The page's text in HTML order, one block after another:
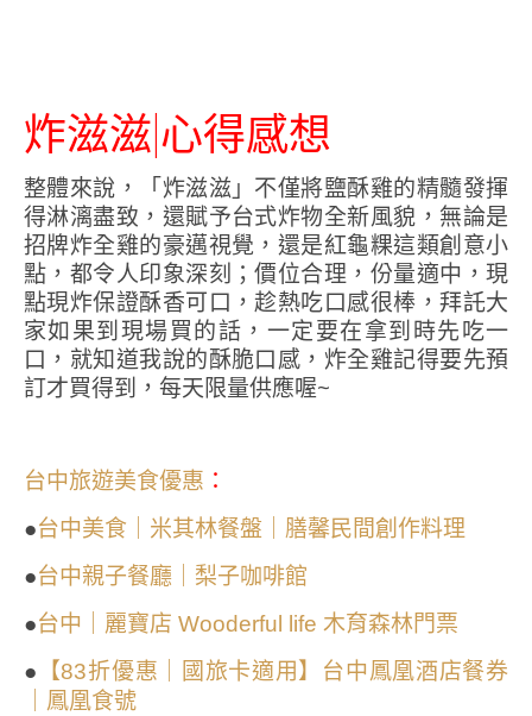
炸滋滋|心得感想
整體來說，「炸滋滋」不僅將鹽酥雞的精髓發揮
得淋漓盡致，還賦予台式炸物全新風貌，無論是
招牌炸全雞的豪邁視覺，還是紅龜粿這類創意小
點，都令人印象深刻；價位合理，份量適中，現
點現炸保證酥香可口，趁熱吃口感很棒，拜託大
家如果到現場買的話，一定要在拿到時先吃一
口，就知道我說的酥脆口感，炸全雞記得要先預
訂才買得到，每天限量供應喔~
台中旅遊美食優惠 ：
●台中美食｜米其林餐盤｜膳馨民間創作料理
●台中親子餐廳｜梨子咖啡館
●台中｜麗寶店 Wooderful life 木育森林門票
● 【83折優惠｜國旅卡適用】台中鳳凰酒店餐券
｜鳳凰食號